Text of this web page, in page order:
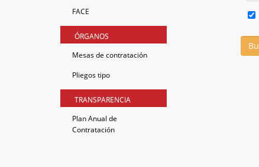
FACE
ÓRGANOS
Mesas de contratación
Pliegos tipo
TRANSPARENCIA
Plan Anual de
Contratación